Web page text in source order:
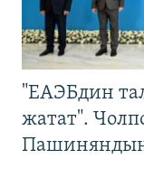
"ЕАЭБдин
жатат".